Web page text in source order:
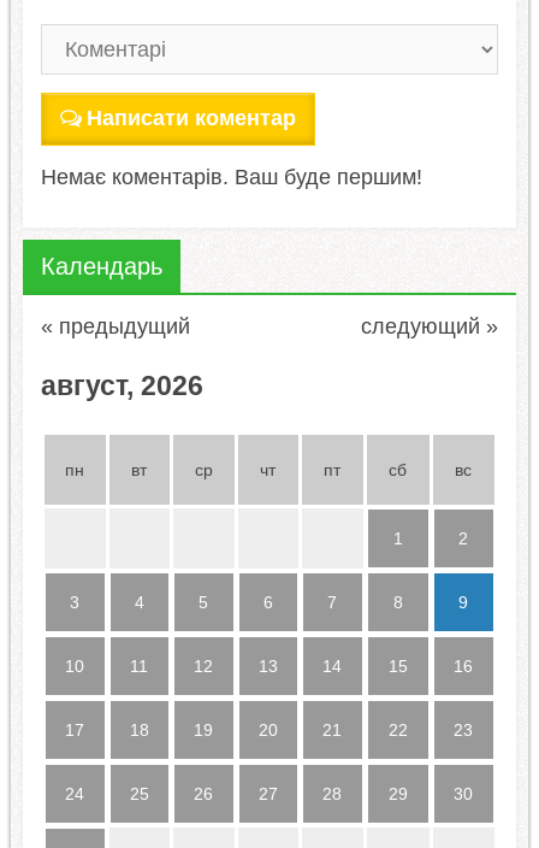
Написати коментар
Немає коментарів. Ваш буде першим!
Календарь
« предыдущий следующий »
август, 2026
пн вт ср чт пт сб вс
1 2
3 4 5 6 7 8 9
10 11 12 13 14 15 16
17 18 19 20 21 22 23
24 25 26 27 28 29 30